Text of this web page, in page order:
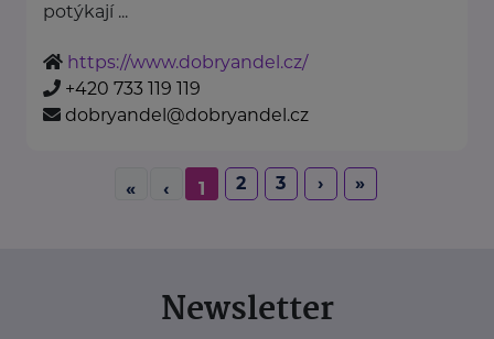
potýkají ...
https://www.dobryandel.cz/
+420 733 119 119
dobryandel@dobryandel.cz
« ‹ 1 2 3 › »
Newsletter